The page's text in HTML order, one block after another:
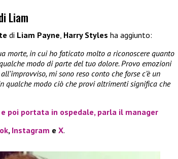
Liam
di Liam Payne, Harry Styles ha aggiunto:
morte, in cui ho faticato molto a riconoscere quanto
modo di parte del tuo dolore. Provo emozioni
mi sono reso conto che forse c’è un
qualche modo ciò che provi altrimenti significa che
poi portata in ospedale, parla il manager
, Instagram e X.